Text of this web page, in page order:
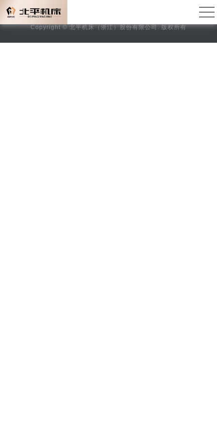
服务中心
Copyright © 北平机床（浙江）股份有限公司. 版权所有